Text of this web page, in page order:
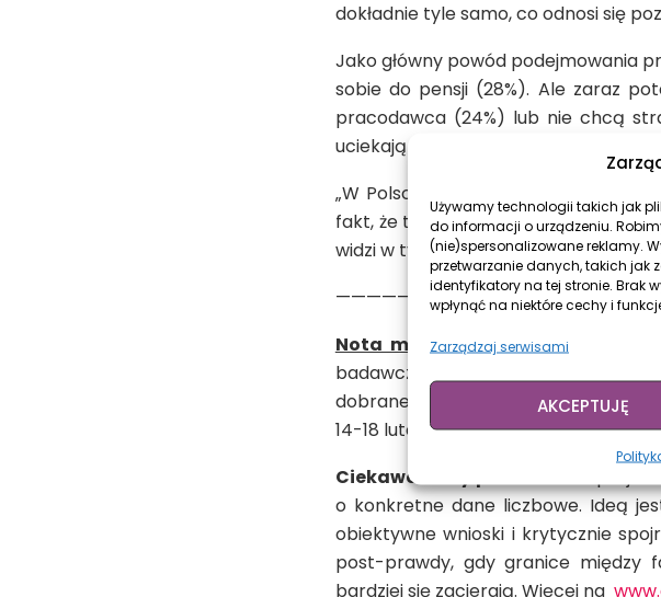
Używamy technologii takich jak
do informacji o urządzeniu.
(nie)spersonalizowane reklamy.
przetwarzanie danych, takich jak
identyfikatory na tej stronie. Brak
wpłynąć na niektóre cechy i
Zarządzaj serwisami
AKCEPTUJĘ
dokładnie tyle samo, co odnosi się
Jako główny powód podejmowania
sobie do pensji (28%). Ale zaraz
pracodawca (24%) lub nie chcą
uciekają się do pracy „na czarno”, by
„W Polsce mieliśmy długą tradycję
fakt, że teraz mamy inne czasy, a
widzi w tym nic złego. To utrudnia
Nota metodologiczna: Badanie
badawczym Ariadna. Próba
dobrane wg reprezentacji w
14-18 lutego 2020 roku. Metoda CAWI.
Ciekaweliczby.pl
to autorski
o konkretne dane liczbowe. Ideą
obiektywne wnioski i krytycznie
post-prawdy, gdy granice między
bardziej się zacierają. Więcej na